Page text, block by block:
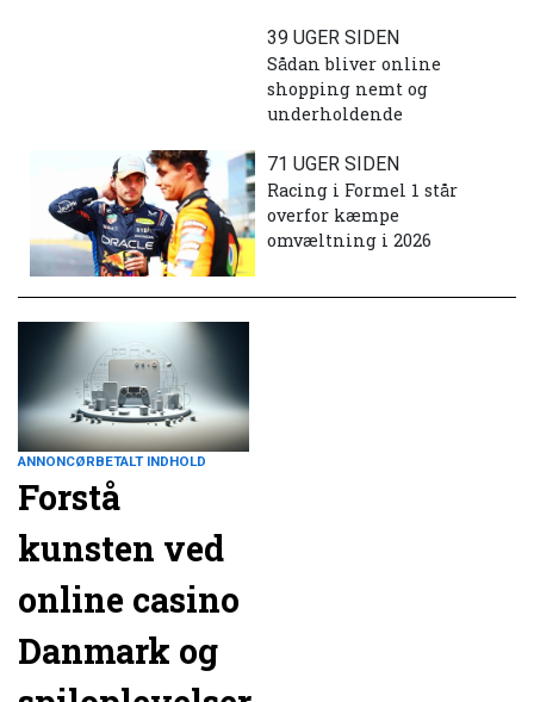
39 UGER SIDEN
Sådan bliver online
shopping nemt og
underholdende
71 UGER SIDEN
Racing i Formel 1 står
overfor kæmpe
omvæltning i 2026
ANNONCØRBETALT INDHOLD
Forstå
kunsten ved
online casino
Danmark og